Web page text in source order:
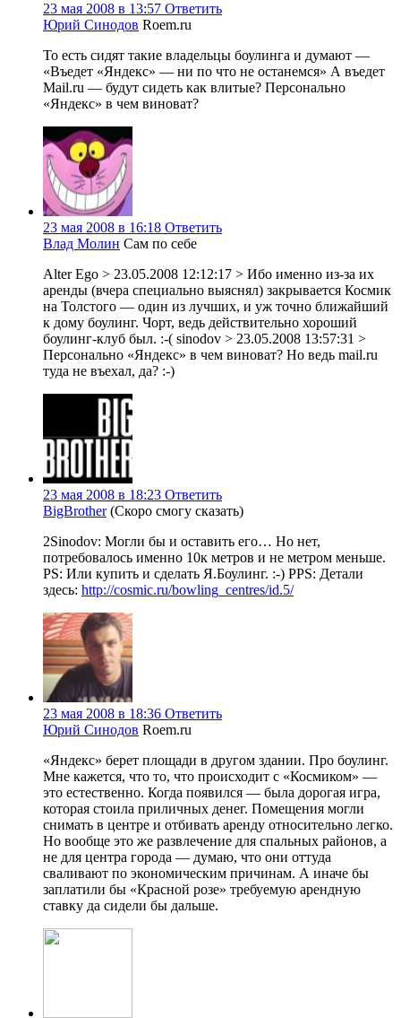
23 мая 2008 в 13:57 Ответить
Юрий Синодов Roem.ru
То есть сидят такие владельцы боулинга и думают —
«Въедет «Яндекс» — ни по что не останемся» А въедет
Mail.ru — будут сидеть как влитые? Персонально
«Яндекс» в чем виноват?
23 мая 2008 в 16:18 Ответить
Влад Молин Сам по себе
Alter Ego > 23.05.2008 12:12:17 > Ибо именно из-за их
аренды (вчера специально выяснял) закрывается Космик
на Толстого — один из лучших, и уж точно ближайший
к дому боулинг. Чорт, ведь действительно хороший
боулинг-клуб был. :-( sinodov > 23.05.2008 13:57:31 >
Персонально «Яндекс» в чем виноват? Но ведь mail.ru
туда не въехал, да? :-)
23 мая 2008 в 18:23 Ответить
BigBrother (Скоро смогу сказать)
2Sinodov: Могли бы и оставить его… Но нет,
потребовалось именно 10к метров и не метром меньше.
PS: Или купить и сделать Я.Боулинг. :-) PPS: Детали
здесь: http://cosmic.ru/bowling_centres/id.5/
23 мая 2008 в 18:36 Ответить
Юрий Синодов Roem.ru
«Яндекс» берет площади в другом здании. Про боулинг.
Мне кажется, что то, что происходит с «Космиком» —
это естественно. Когда появился — была дорогая игра,
которая стоила приличных денег. Помещения могли
снимать в центре и отбивать аренду относительно легко.
Но вообще это же развлечение для спальных районов, а
не для центра города — думаю, что они оттуда
сваливают по экономическим причинам. А иначе бы
заплатили бы «Красной розе» требуемую арендную
ставку да сидели бы дальше.